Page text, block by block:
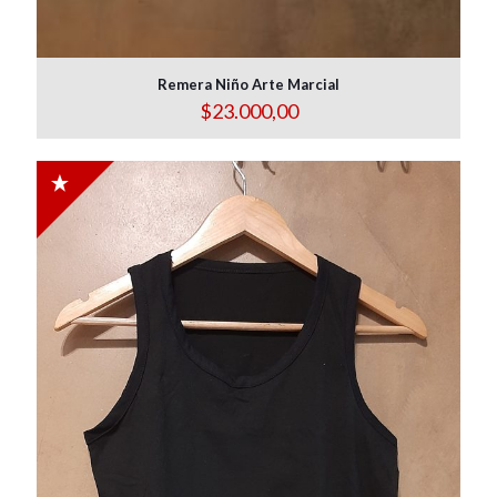
Remera Niño Arte Marcial
$23.000,00